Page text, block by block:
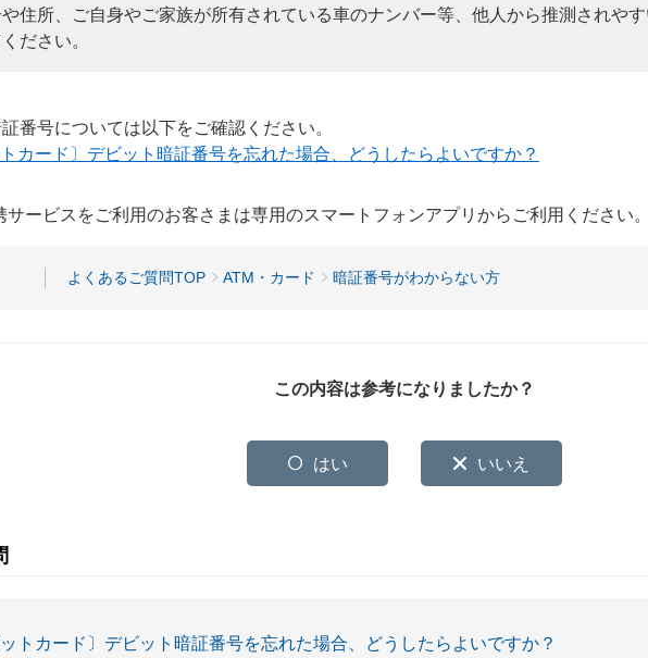
住所、ご自身やご家族が所有されている車のナンバー等、他人から推測されや
ださい。
番号については以下をご確認ください。
トカード〕デビット暗証番号を忘れた場合、どうしたらよいですか？
ービスをご利用のお客さまは専用のスマートフォンアプリからご利用ください
よくあるご質問TOP ATM・カード 暗証番号がわからない方
この内容は参考になりましたか？
はい いいえ
ットカード〕デビット暗証番号を忘れた場合、どうしたらよいですか？